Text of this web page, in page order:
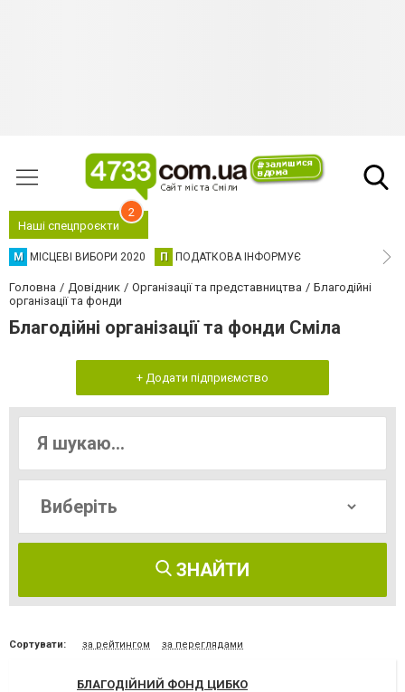
Наші спецпроєкти
2
М МІСЦЕВІ ВИБОРИ 2020 П ПОДАТКОВА ІНФОРМУЄ
Головна Довідник Організації та представництва
Благодійні
організації та фонди
Благодійні організації та фонди Сміла
+ Додати підприємство
ЗНАЙТИ
Сортувати: за рейтингом за переглядами
БЛАГОДІЙНИЙ ФОНД ЦИБКО